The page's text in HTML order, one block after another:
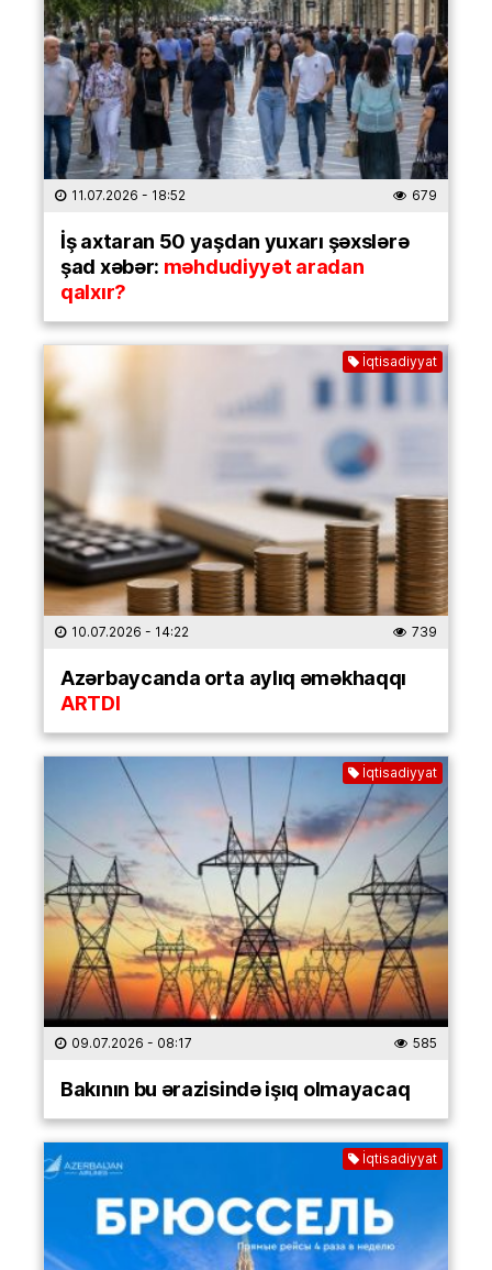
11.07.2026 - 18:52 679
İş axtaran 50 yaşdan yuxarı şəxslərə
şad xəbər: məhdudiyyət aradan
qalxır?
İqtisadiyyat
10.07.2026 - 14:22 739
Azərbaycanda orta aylıq əməkhaqqı
ARTDI
İqtisadiyyat
09.07.2026 - 08:17 585
Bakının bu ərazisində işıq olmayacaq
İqtisadiyyat